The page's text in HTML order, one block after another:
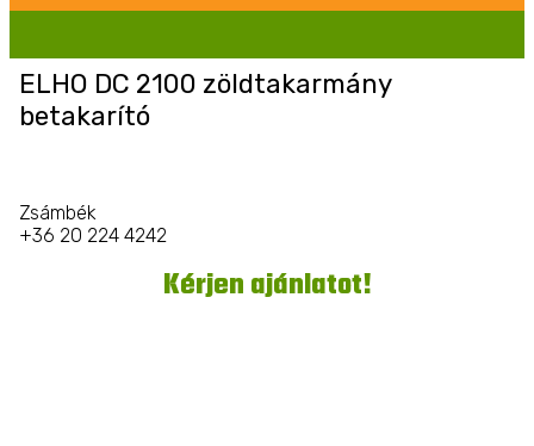
ELHO DC 2100 zöldtakarmány
betakarító
Zsámbék
+36 20 224 4242
Kérjen ajánlatot!